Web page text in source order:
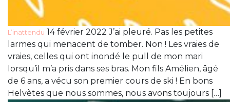
L’inattendu 14 février 2022 J’ai pleuré. Pas les petites
larmes qui menacent de tomber. Non ! Les vraies de
vraies, celles qui ont inondé le pull de mon mari
lorsqu’il m’a pris dans ses bras. Mon fils Amélien, âgé
de 6 ans, a vécu son premier cours de ski ! En bons
Helvètes que nous sommes, nous avons toujours […]